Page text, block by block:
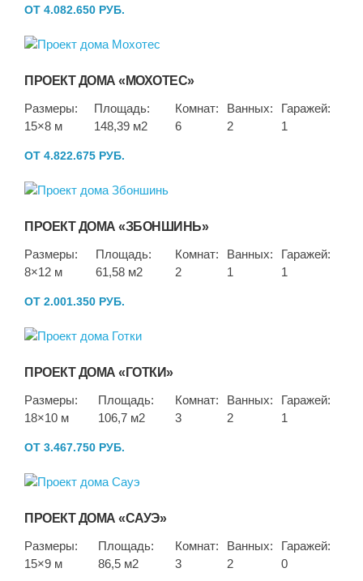
ОТ 4.082.650 РУБ.
ПРОЕКТ ДОМА «МОХОТЕС»
Размеры:
15×8 м
Площадь:
148,39 м2
Комнат:
6
Ванных:
2
Гаражей:
1
ОТ 4.822.675 РУБ.
ПРОЕКТ ДОМА «ЗБОНШИНЬ»
Размеры:
8×12 м
Площадь:
61,58 м2
Комнат:
2
Ванных:
1
Гаражей:
1
ОТ 2.001.350 РУБ.
ПРОЕКТ ДОМА «ГОТКИ»
Размеры:
18×10 м
Площадь:
106,7 м2
Комнат:
3
Ванных:
2
Гаражей:
1
ОТ 3.467.750 РУБ.
ПРОЕКТ ДОМА «САУЭ»
Размеры:
15×9 м
Площадь:
86,5 м2
Комнат:
3
Ванных:
2
Гаражей:
0